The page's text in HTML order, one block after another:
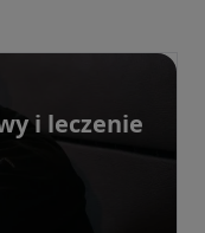
i leczenie